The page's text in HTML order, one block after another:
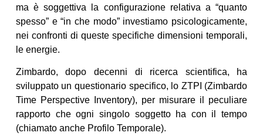
ma è soggettiva la configurazione relativa a “quanto
spesso” e “in che modo” investiamo psicologicamente,
nei confronti di queste specifiche dimensioni temporali,
le energie.
Zimbardo, dopo decenni di ricerca scientifica, ha
sviluppato un questionario specifico, lo ZTPI (Zimbardo
Time Perspective Inventory), per misurare il peculiare
rapporto che ogni singolo soggetto ha con il tempo
(chiamato anche Profilo Temporale).